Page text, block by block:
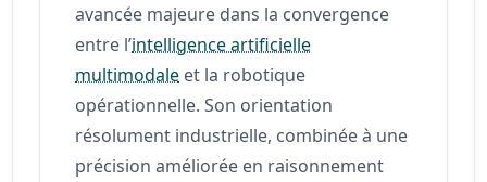
avancée majeure dans la convergence
entre l’intelligence artificielle
multimodale et la robotique
opérationnelle. Son orientation
résolument industrielle, combinée à une
précision améliorée en raisonnement